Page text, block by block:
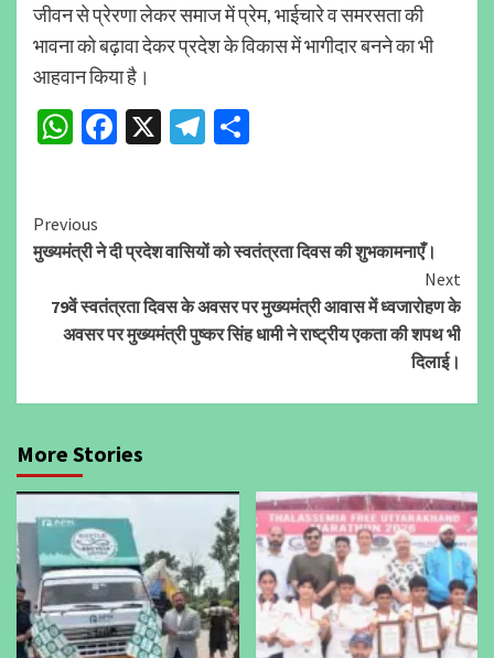
जीवन से प्रेरणा लेकर समाज में प्रेम, भाईचारे व समरसता की
भावना को बढ़ावा देकर प्रदेश के विकास में भागीदार बनने का भी
आहवान किया है।
WhatsApp
Facebook
X Telegram
Continue
Reading
Previous
मुख्यमंत्री ने दी प्रदेश वासियों को स्वतंत्रता दिवस की शुभकामनाएँ।
Next
79वें स्वतंत्रता दिवस के अवसर पर मुख्यमंत्री आवास में ध्वजारोहण के
अवसर पर मुख्यमंत्री पुष्कर सिंह धामी ने राष्ट्रीय एकता की शपथ भी
दिलाई।
More Stories